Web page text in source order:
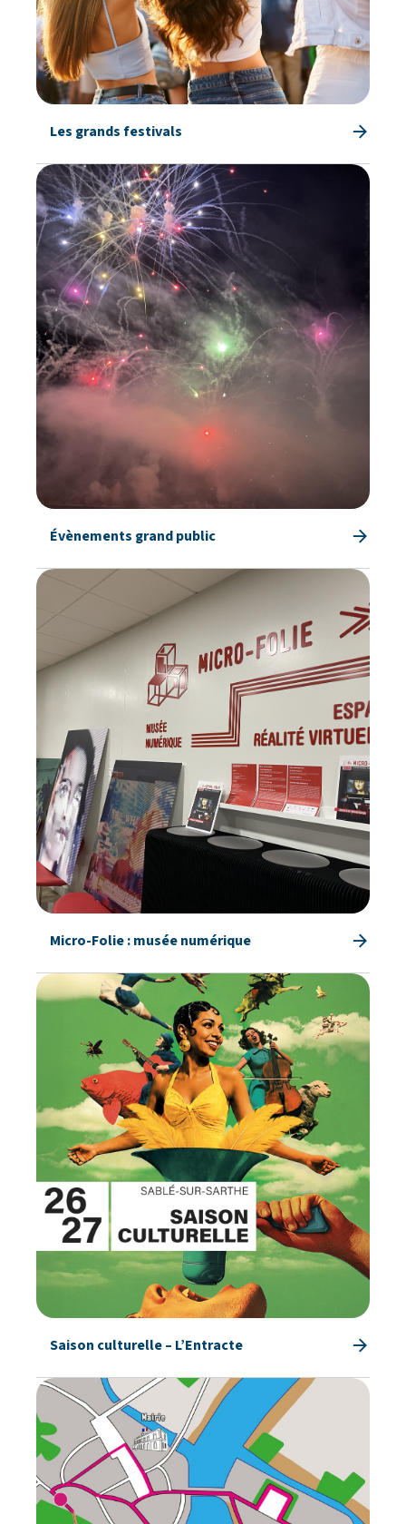
Les grands festivals
Évènements grand public
Micro-Folie : musée numérique
Saison culturelle – L’Entracte